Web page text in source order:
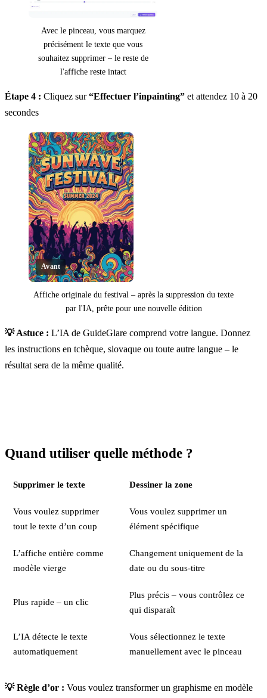
Avec le pinceau, vous marquez
précisément le texte que vous
souhaitez supprimer – le reste de
l'affiche reste intact
Étape 4 : Cliquez sur“Effectuer l’inpainting” et attendez 10 à 20
secondes
Avant
Affiche originale du festival – après la suppression du texte
par l'IA, prête pour une nouvelle édition
💡 Astuce : L’IA de GuideGlare comprend votre langue. Donnez
les instructions en tchèque, slovaque ou toute autre langue – le
résultat sera de la même qualité.
Quand utiliser quelle méthode ?
Supprimer le texte Dessiner la zone
Vous voulez supprimer
tout le texte d’un coup
Vous voulez supprimer un
élément spécifique
L’affiche entière comme
modèle vierge
Changement uniquement de la
date ou du sous-titre
Plus rapide – un clic
Plus précis – vous contrôlez ce
qui disparaît
L’IA détecte le texte
automatiquement
Vous sélectionnez le texte
manuellement avec le pinceau
💡 Règle d’or : Vous voulez transformer un graphisme en modèle